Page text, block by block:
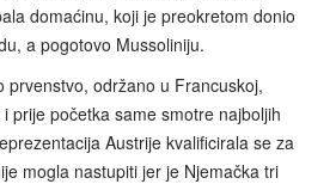
domaćinu, koji je preokretom donio
a pogotovo Mussoliniju.
prvenstvo, održano u Francuskoj,
prije početka same smotre najboljih
Austrije kvalificirala se za
mogla nastupiti jer je Njemačka tri